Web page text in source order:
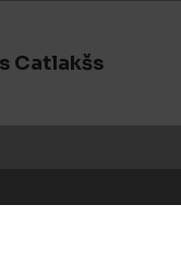
Catlakšs